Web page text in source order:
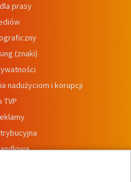
prasy
(znaki)
nadużyciom i korupcji
TVP